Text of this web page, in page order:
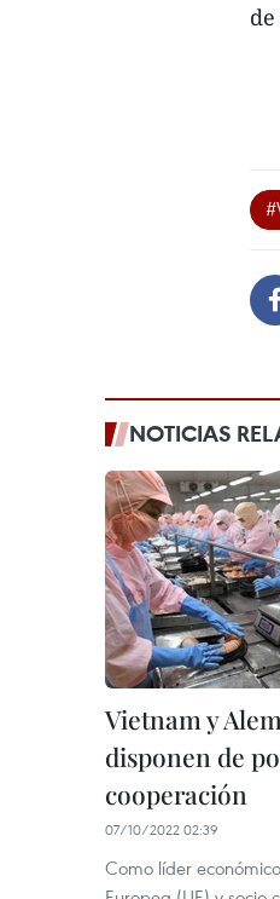
NOTICIAS
Vietnam y
disponen de
cooperación
07/10/2022 02:39
Como líder